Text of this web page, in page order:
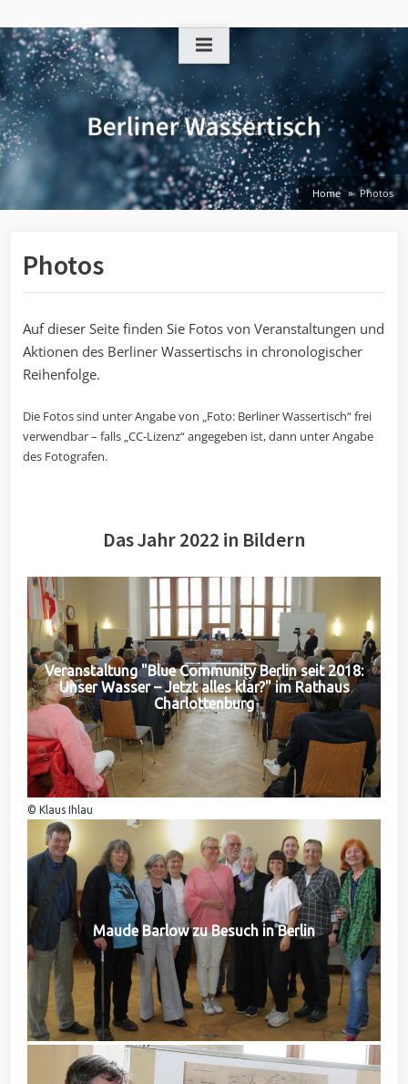
to
content
Home Photos
Photos
Auf dieser Seite finden Sie Fotos von Veranstaltungen und
Aktionen des Berliner Wassertischs in chronologischer
Reihenfolge.
Die Fotos sind unter Angabe von „Foto: Berliner Wassertisch“ frei
verwendbar – falls „CC-Lizenz“ angegeben ist, dann unter Angabe
des Fotografen.
Das Jahr 2022 in Bildern
Veranstaltung "Blue Community Berlin seit 2018:
Unser Wasser – Jetzt alles klar?" im Rathaus
Charlottenburg
© Klaus Ihlau
Maude Barlow zu Besuch in Berlin